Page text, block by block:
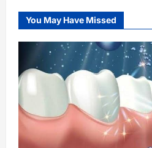
You May Have Missed